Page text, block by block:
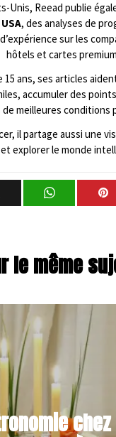
Unis, Reead publie
, des analyses de
sur les
hôtels et cartes
15 ans, ses articles
accumuler des
meilleures conditions
il partage aussi une
explorer le monde
le même